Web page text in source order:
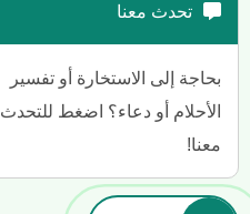
تحدث معنا
بحاجة إلى الاستخارة أو تفسير
الأحلام أو دعاء؟ اضغط للتحدث
معنا!